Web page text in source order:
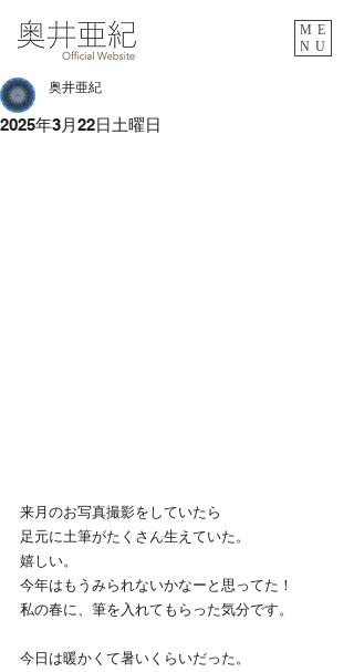
ME
NU
2025年3月22日土曜日
奥井亜紀
来月のお写真撮影をしていたら
足元に土筆がたくさん生えていた。
嬉しい。
今年はもうみられないかなーと思ってた！
私の春に、筆を入れてもらった気分です。
今日は暖かくて暑いくらいだった。